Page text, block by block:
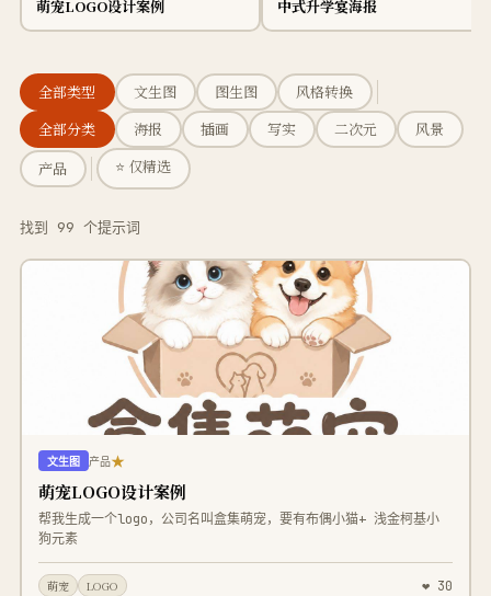
萌宠LOGO设计案例 中式升学宴海报
全部类型 文生图 图生图
风格转换
全部分类
海报 插画 写实 二次元
风景
产品
⭐ 仅精选
找到 99 个提示词
文生图 产品★
萌宠LOGO设计案例
帮我生成一个logo，公司名叫盒集萌宠，要有布偶小猫+ 浅金柯基小
狗元素
萌宠 LOGO ❤ 30